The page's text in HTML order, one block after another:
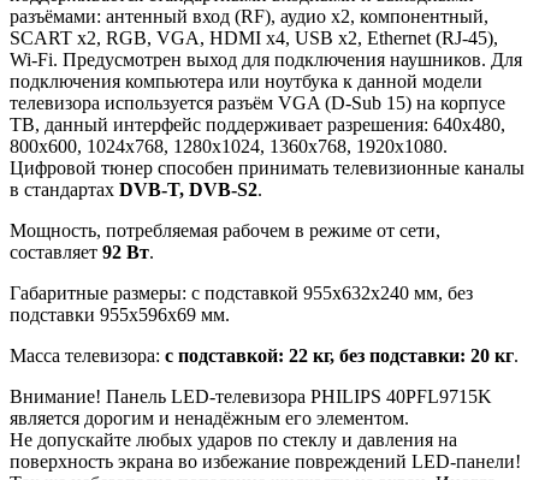
разъёмами: антенный вход (RF), аудио x2, компонентный,
SCART x2, RGB, VGA, HDMI x4, USB x2, Ethernet (RJ-45),
Wi-Fi. Предусмотрен выход для подключения наушников. Для
подключения компьютера или ноутбука к данной модели
телевизора используется разъём VGA (D-Sub 15) на корпусе
ТВ, данный интерфейс поддерживает разрешения: 640x480,
800x600, 1024x768, 1280x1024, 1360x768, 1920x1080.
Цифровой тюнер способен принимать телевизионные каналы
в стандартах DVB-T, DVB-S2.
Мощность, потребляемая рабочем в режиме от сети,
составляет 92 Вт.
Габаритные размеры: с подставкой 955x632x240 мм, без
подставки 955x596x69 мм.
Масса телевизора: с подставкой: 22 кг, без подставки: 20 кг.
Внимание! Панель LED-телевизора PHILIPS 40PFL9715K
является дорогим и ненадёжным его элементом.
Не допускайте любых ударов по стеклу и давления на
поверхность экрана во избежание повреждений LED-панели!